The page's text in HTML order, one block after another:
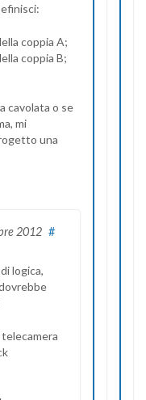
coppia A;
coppia B;
cavolata o se
mi
una
2012 #
logica,